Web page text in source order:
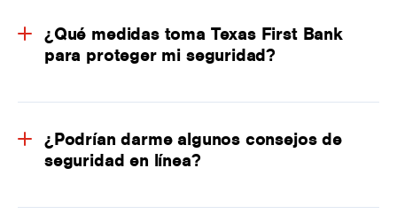
¿Qué medidas toma Texas First Bank
para proteger mi seguridad?
¿Podrían darme algunos consejos de
seguridad en línea?